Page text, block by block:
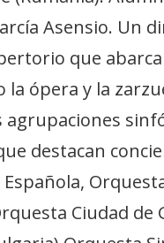
Asensio. Un
que
la ópera y la
destacan
Ciudad